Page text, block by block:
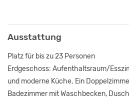
Ausstattung
Platz für bis zu 23 Personen
Erdgeschoss: Aufenthaltsraum/
und moderne Küche. Ein
Badezimmer mit Waschbecken,